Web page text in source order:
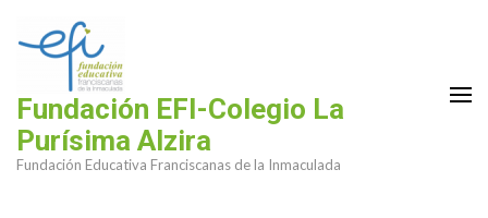
contenido
(presiona
tecla
Fundación EFI-Colegio La
Purísima Alzira
Fundación Educativa Franciscanas de la Inmaculada